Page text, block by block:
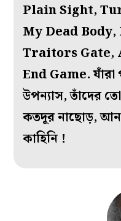
Plain Sight,
My Dead
Traitors Gate,
End Game.
উপন্যাস, তাঁদের
কতদূর নাছোড়,
কাহিনি !